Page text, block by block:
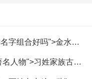
金水土三才配置详解、金水土的名字组合好吗">金水土三才配置详解、金水土的名字组合好吗
习姓家族古代名人 姓习的历史著名人物">习姓家族古代名人 姓习的历史著名人物